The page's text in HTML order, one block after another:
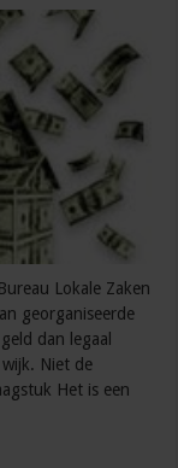
Lokale Zaken
georganiseerde
dan legaal
wijk. Niet de
Het is een